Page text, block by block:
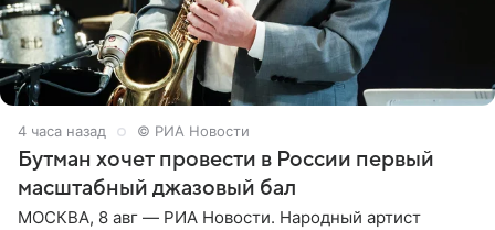
4 часа назад © РИА Новости
Бутман хочет провести в России первый
масштабный джазовый бал
МОСКВА, 8 авг — РИА Новости. Народный артист